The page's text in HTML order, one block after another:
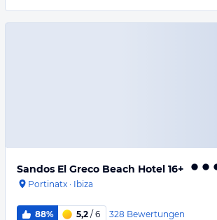
Sandos El Greco Beach Hotel 16+
Portinatx · Ibiza
88% 5,2 / 6 328 Bewertungen